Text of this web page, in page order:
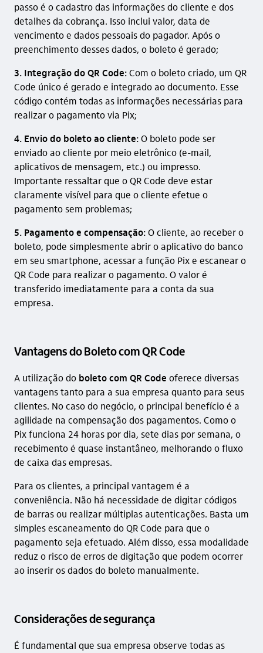
passo é o cadastro das informações do cliente e dos
detalhes da cobrança. Isso inclui valor, data de
vencimento e dados pessoais do pagador. Após o
preenchimento desses dados, o boleto é gerado;
3. Integração do QR Code:Com o boleto criado, um QR
Code único é gerado e integrado ao documento. Esse
código contém todas as informações necessárias para
realizar o pagamento via Pix;
4. Envio do boleto ao cliente:O boleto pode ser
enviado ao cliente por meio eletrônico (e-mail,
aplicativos de mensagem, etc.) ou impresso.
Importante ressaltar que o QR Code deve estar
claramente visível para que o cliente efetue o
pagamento sem problemas;
5. Pagamento e compensação:O cliente, ao receber o
boleto, pode simplesmente abrir o aplicativo do banco
em seu smartphone, acessar a função Pix e escanear o
QR Code para realizar o pagamento. O valor é
transferido imediatamente para a conta da sua
empresa.
Vantagens do Boleto com QR Code
A utilização do boleto com QR Code oferece diversas
vantagens tanto para a sua empresa quanto para seus
clientes. No caso do negócio, o principal benefício é a
agilidade na compensação dos pagamentos. Como o
Pix funciona 24 horas por dia, sete dias por semana, o
recebimento é quase instantâneo, melhorando o fluxo
de caixa das empresas.
Para os clientes, a principal vantagem é a
conveniência. Não há necessidade de digitar códigos
de barras ou realizar múltiplas autenticações. Basta um
simples escaneamento do QR Code para que o
pagamento seja efetuado. Além disso, essa modalidade
reduz o risco de erros de digitação que podem ocorrer
ao inserir os dados do boleto manualmente.
Considerações de segurança
É fundamental que sua empresa observe todas as